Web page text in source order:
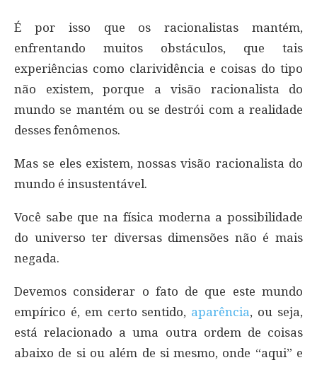
É por isso que os racionalistas mantém,
enfrentando muitos obstáculos, que tais
experiências como clarividência e coisas do tipo
não existem, porque a visão racionalista do
mundo se mantém ou se destrói com a realidade
desses fenômenos.
Mas se eles existem, nossas visão racionalista do
mundo é insustentável.
Você sabe que na física moderna a possibilidade
do universo ter diversas dimensões não é mais
negada.
Devemos considerar o fato de que este mundo
empírico é, em certo sentido, aparência, ou seja,
está relacionado a uma outra ordem de coisas
abaixo de si ou além de si mesmo, onde “aqui” e